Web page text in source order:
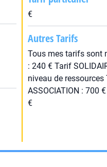
€
Autres Tarifs
Tous mes tarifs sont
: 240 € Tarif
niveau de ressources
ASSOCIATION : 700
€